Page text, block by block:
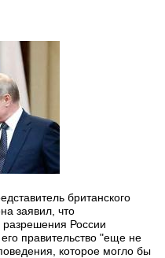
британского
заявил, что
разрешения России
его правительство "еще не
которое могло бы